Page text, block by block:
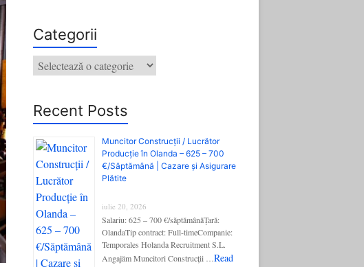
Categorii
Categorii
Recent Posts
Muncitor Construcții / Lucrător
Producție în Olanda – 625 – 700
€/Săptămână | Cazare și Asigurare
Plătite
iulie 20, 2026
Salariu: 625 – 700 €/săptămânăȚară:
OlandaTip contract: Full-timeCompanie:
Temporales Holanda Recruitment S.L.
Angajăm Muncitori Construcții … Read